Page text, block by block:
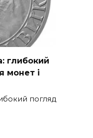
глибокий
монет і
погляд